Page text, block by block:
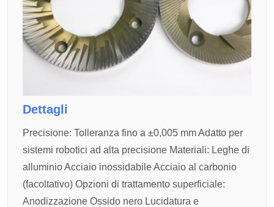
Dettagli
Precisione: Tolleranza fino a ±0,005 mmAdatto per
sistemi robotici ad alta precisione Materiali: Leghe di
alluminioAcciaio inossidabileAcciaio al carbonio
(facoltativo) Opzioni di trattamento superficiale:
Anodizzazione Ossido nero Lucidatura e